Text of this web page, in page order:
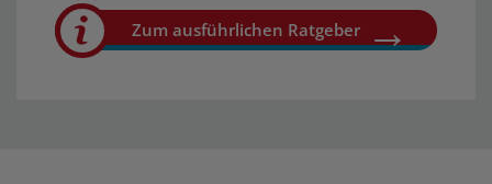
Zum ausführlichen Ratgeber